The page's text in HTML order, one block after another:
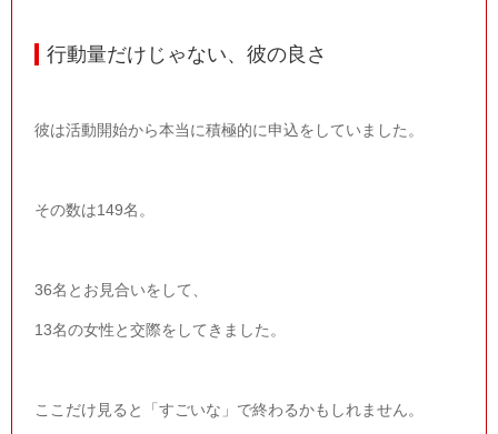
行動量だけじゃない、彼の良さ
彼は活動開始から本当に積極的に申込をしていました。
その数は149名。
36名とお見合いをして、
13名の女性と交際をしてきました。
ここだけ見ると「すごいな」で終わるかもしれません。